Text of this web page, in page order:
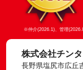
※仲介(2026.1)、管理
株式会社チン
長野県塩尻市広丘